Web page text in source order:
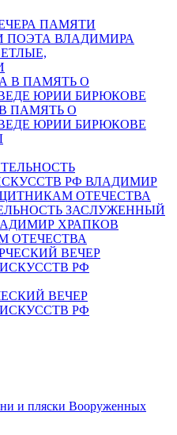
ПАМЯТИ
ПОЭТА ВЛАДИМИРА
ПАМЯТЬ О
ЮРИИ БИРЮКОВЕ
ЗАСЛУЖЕННЫЙ
ХРАПКОВ
ОТЕЧЕСТВА
ВЕЧЕР
РФ
и пляски Вооруженных